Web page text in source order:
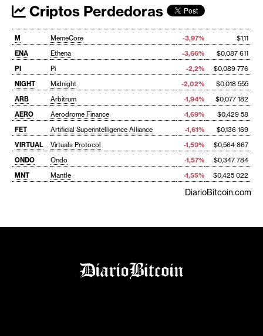
Criptos Perdedoras
M MemeCore -3,97%
$1,11
ENA
Ethena -3,66%
$0,087 611
PI
Pi -2,2%
$0,089 776
NIGHT
Midnight -2,02%
$0,018 555
ARB
Arbitrum -1,94%
$0,077 182
AERO
Aerodrome Finance -1,69%
$0,429 58
FET
Artificial Superintelligence Alliance -1,61%
$0,136 169
VIRTUAL
Virtuals Protocol -1,59%
$0,564 867
ONDO
Ondo -1,57%
$0,347 784
MNT
Mantle -1,55% $0,425 022
DiarioBitcoin.com